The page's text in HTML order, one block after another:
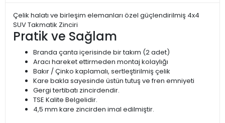
Çelik halatı ve birleşim elemanları özel güçlendirilmiş 4x4
SUV Takmatik Zinciri
Pratik ve Sağlam
Branda çanta içerisinde bir takım (2 adet)
Aracı hareket ettirmeden montaj kolaylığı
Bakır / Çinko kaplamalı, sertleştirilmiş çelik
Kare bakla sayesinde üstün tutuş ve fren emniyeti
Gergi tertibatı zincirdendir.
TSE Kalite Belgelidir.
4,5 mm kare zincirden imal edilmiştir.